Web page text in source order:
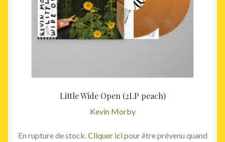
Little Wide Open (2LP peach)
Kevin Morby
En rupture de stock. Cliquer icipour être prévenu quand